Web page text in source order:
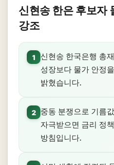
신현송 한은 후보자
강조
1
신현송 한국은행 총
성장보다 물가 안정
밝혔습니다.
2
중동 분쟁으로 기름
자극받으면 금리 정
방침입니다.